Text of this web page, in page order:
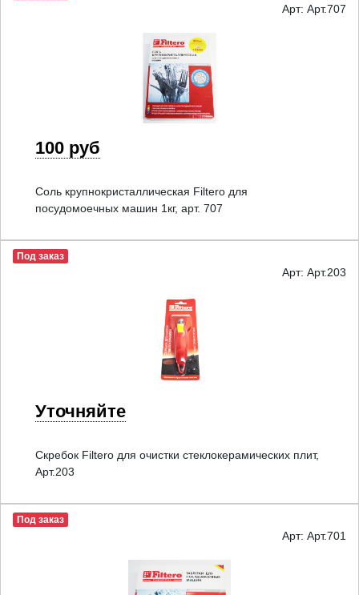
Арт: Арт.707
100 руб
Соль крупнокристаллическая Filtero для
посудомоечных машин 1кг, арт. 707
Под заказ
Арт: Арт.203
Уточняйте
Скребок Filtero для очистки стеклокерамических плит,
Арт.203
Под заказ
Арт: Арт.701